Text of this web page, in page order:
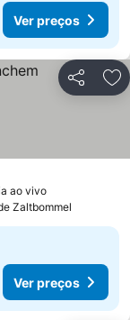
Ver preços
Partilhar
ao vivo
Zaltbommel
Ver preços